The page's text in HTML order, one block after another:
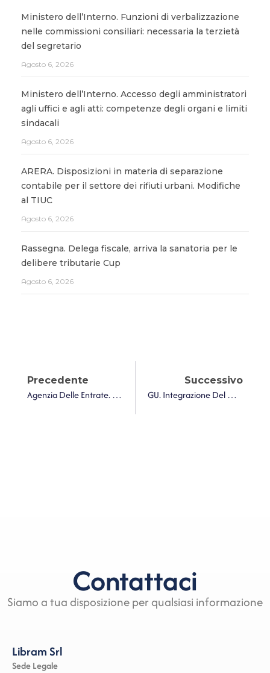
Ministero dell’Interno. Funzioni di verbalizzazione
nelle commissioni consiliari: necessaria la terzietà
del segretario
Agosto 6, 2026
Ministero dell’Interno. Accesso degli amministratori
agli uffici e agli atti: competenze degli organi e limiti
sindacali
Agosto 6, 2026
ARERA. Disposizioni in materia di separazione
contabile per il settore dei rifiuti urbani. Modifiche
al TIUC
Agosto 6, 2026
Rassegna. Delega fiscale, arriva la sanatoria per le
delibere tributarie Cup
Agosto 6, 2026
Precedente
Agenzia Delle Entrate. Maggiorazioni Della C.d. TARI Corrispettivo – Trattamento IVA
Successivo
GU. Integrazione Del Decreto 7 Luglio 2023 Concernente L’individuazione Delle Fattispecie In Materia Di IMU, In Base Alle Quali I Comuni Possono Diversificare Le Aliquote
Contattaci
Siamo a tua disposizione per qualsiasi informazione
Libram Srl
Sede Legale